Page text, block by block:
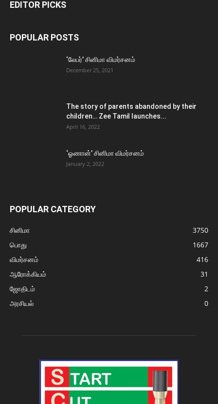
EDITOR PICKS
POPULAR POSTS
‘லேபர்’ சினிமா விமர்சனம்
December 25, 2021
The story of parents abandoned by their
children… Zee Tamil launches...
April 16, 2022
‘ஓணான்’ சினிமா விமர்சனம்
January 2, 2022
POPULAR CATEGORY
சினிமா
3750
பொது
1667
விமர்சனம்
416
ஆரோக்கியம்
31
ஜோதிடம்
2
அரசியல்
0